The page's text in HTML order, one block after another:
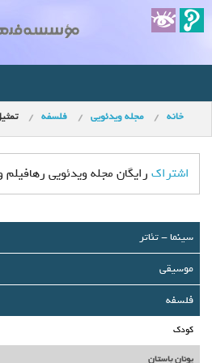
خانه
فروشگاه
مجله ویدئویی
کودک
خانه مجله ویدئویی فلسفه
اشتراک رایگان مجله ویدئویی
سينما - تئاتر
موسیقی
فلسفه
کودک
یونان باستان